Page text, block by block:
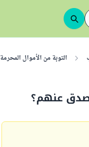
التوبة من الأموال المحرمة
عنهم؟